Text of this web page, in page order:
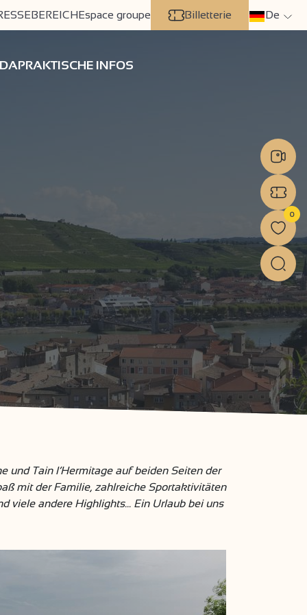
Espace groupe Billetterie De
PRAKTISCHE INFOS
und Tain l’Hermitage auf beiden Seiten der
mit der Familie, zahlreiche Sportaktivitäten
viele andere Highlights... Ein Urlaub bei uns
0